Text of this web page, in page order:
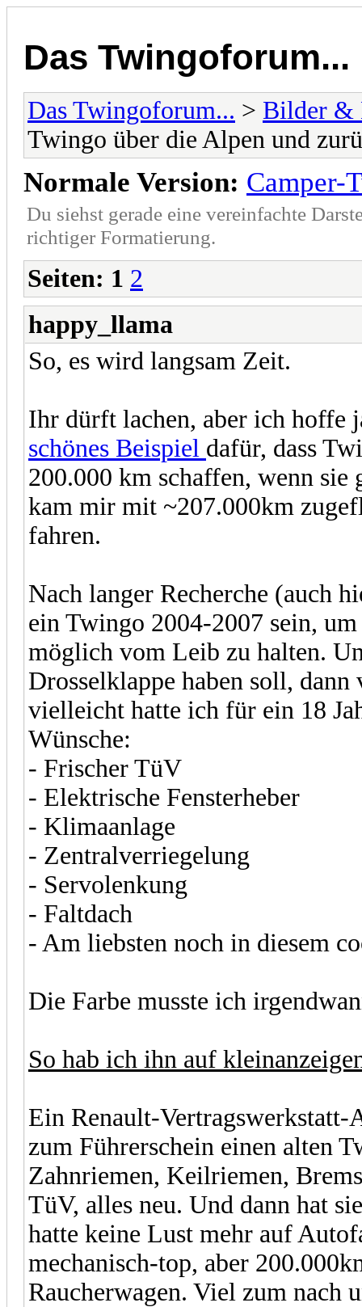
Das Twingoforum...
Das Twingoforum... > Bilder &
Twingo über die Alpen und
Normale Version: Camper-
Du siehst gerade eine vereinfachte
richtiger Formatierung.
Seiten: 1 2
happy_llama
So, es wird langsam Zeit.
Ihr dürft lachen, aber ich hoffe
schönes Beispiel dafür, dass
200.000 km schaffen, wenn sie
kam mir mit ~207.000km
fahren.
Nach langer Recherche (auch
ein Twingo 2004-2007 sein,
möglich vom Leib zu halten.
Drosselklappe haben soll,
vielleicht hatte ich für ein 18
Wünsche:
- Frischer TüV
- Elektrische Fensterheber
- Klimaanlage
- Zentralverriegelung
- Servolenkung
- Faltdach
- Am liebsten noch in diesem
Die Farbe musste ich
So hab ich ihn auf
Ein Renault-Vertragswerkstatt-
zum Führerschein einen alten
Zahnriemen, Keilriemen,
TüV, alles neu. Und dann hat
hatte keine Lust mehr auf
mechanisch-top, aber
Raucherwagen. Viel zum nach